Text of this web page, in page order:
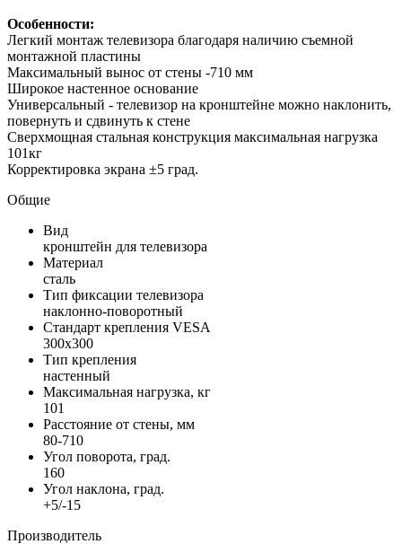
Особенности:
Легкий монтаж телевизора благодаря наличию съемной
монтажной пластины
Максимальный вынос от стены -710 мм
Широкое настенное основание
Универсальный - телевизор на кронштейне можно наклонить,
повернуть и сдвинуть к стене
Сверхмощная стальная конструкция максимальная нагрузка
101кг
Корректировка экрана ±5 град.
Общие
Вид
кронштейн для телевизора
Материал
сталь
Тип фиксации телевизора
наклонно-поворотный
Стандарт крепления VESA
300x300
Тип крепления
настенный
Максимальная нагрузка, кг
101
Расстояние от стены, мм
80-710
Угол поворота, град.
160
Угол наклона, град.
+5/-15
Производитель